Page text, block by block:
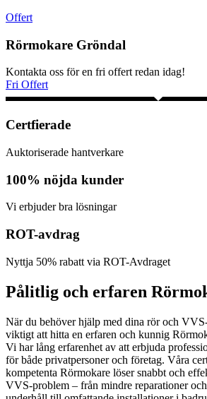
Offert
Rörmokare Gröndal
Kontakta oss för en fri offert redan idag!
Fri Offert
Certfierade
Auktoriserade hantverkare
100% nöjda kunder
Vi erbjuder bra lösningar
ROT-avdrag
Nyttja 50% rabatt via ROT-Avdraget
Pålitlig och erfaren
När du behöver hjälp med dina rör och
viktigt att hitta en erfaren och kunnig
Vi har lång erfarenhet av att erbjuda
för både privatpersoner och företag. Våra
kompetenta Rörmokare löser snabbt och
VVS-problem – från mindre reparationer